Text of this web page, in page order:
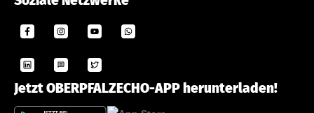
Jetzt OBERPFALZECHO-APP herunterladen!